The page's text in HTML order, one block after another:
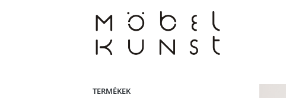
TERMÉKEK